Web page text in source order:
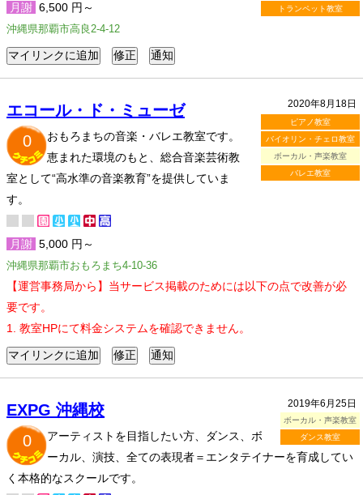
トランペット教室
月謝 6,500 円～
沖縄県那覇市高良2-4-12
2020年8月18日
ピアノ教室
バイオリン・チェロ教室
ボーカル・声楽教室
バレエ教室
エコール・ド・ミューゼ
0
おもろまちの音楽・バレエ教室です。
恵まれた環境のもと、総合音楽芸術教
室として“高水準の音楽教育”を提供していま
す。
月謝 5,000 円～
沖縄県那覇市おもろまち4-10-36
【運営事務局から】当サービス掲載のためには以下の点で改善が必
要です。
1. 教室HPにて料金システムを確認できません。
2019年6月25日
ボーカル・声楽教室
ダンス教室
EXPG 沖縄校
0
アーティストを目指したい方、ダンス、ボ
ーカル、演技、全ての表現者＝エンタテイナーを育成してい
く本格的なスクールです。